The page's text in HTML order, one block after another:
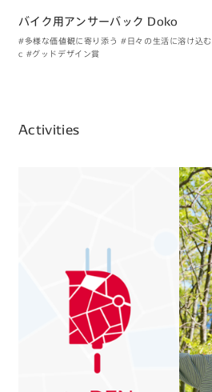
バイク用アンサーバック Doko
#多様な価値観に寄り添う #日々の生活に溶け込む
c #グッドデザイン賞
Activities